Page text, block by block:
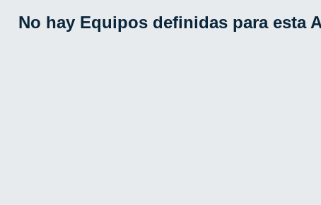
No hay Equipos definidas para esta